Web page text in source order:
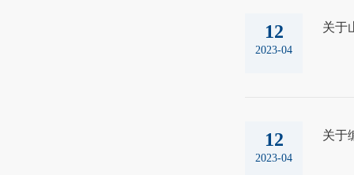
12
2023-04
关于
12
2023-04
关于